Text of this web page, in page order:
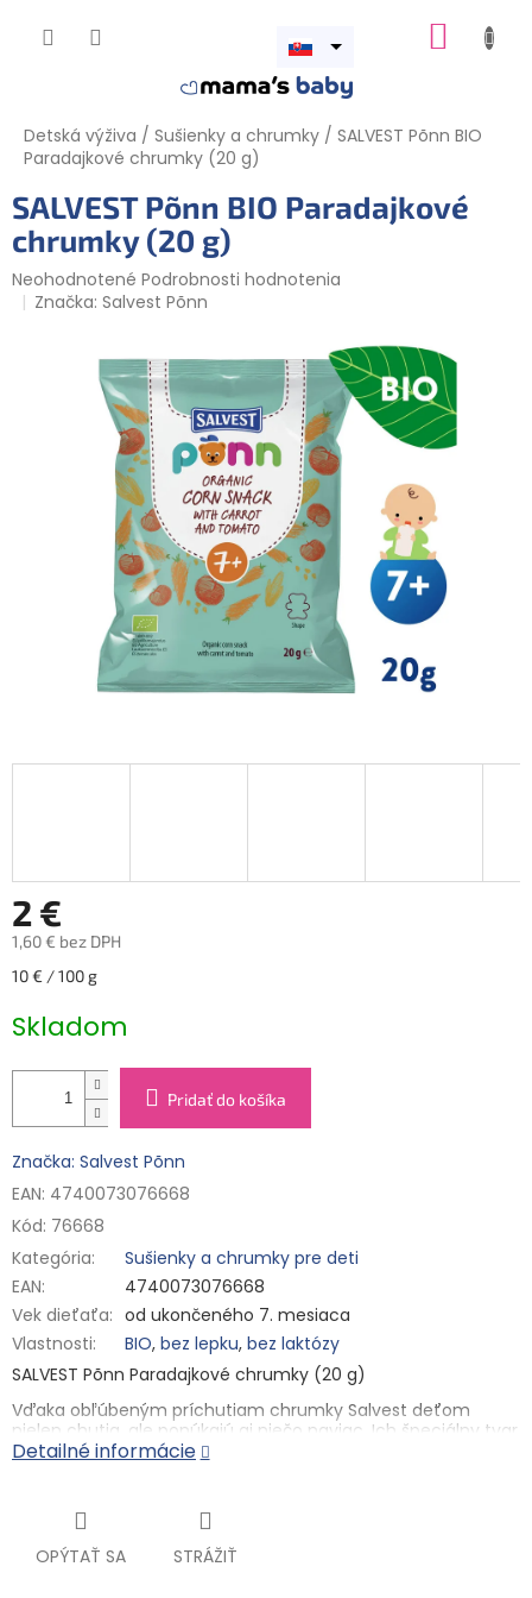
Otvoriť
Detská výživa / Sušienky a chrumky / SALVEST Põnn BIO
Paradajkové chrumky (20 g)
SALVEST Põnn BIO Paradajkové
chrumky (20 g)
Priemerné
hodnotenie
Neohodnotené Podrobnosti hodnotenia
Značka:Salvest Põnn
2 €
1,60 € bez DPH
Jednotková
10 € / 100 g
Skladom
Pridať do košíka
Značka: Salvest Põnn
EAN: 4740073076668
Kód: 76668
Kategória:
Sušienky a chrumky pre deti
EAN:
4740073076668
Vek dieťaťa: od ukončeného 7. mesiaca
Vlastnosti: BIO, bez lepku, bez laktózy
SALVEST Põnn Paradajkové chrumky (20 g)
Vďaka obľúbeným príchutiam chrumky Salvest deťom
nielen chutia, ale ponúkajú aj niečo naviac. Ich špeciálny tvar
skvele padne do rúk malým stravníkom. Hravo a s chuťou sa
môžu už od ukončeného 7. mesiaca, kedy tiež ocenia
vitamín B1, ktorý prispieva k normálnej činnosti ich nervovej
sústavy. A tiež to, že sú zo 100% BIO surovín. Červenú farbu
Detailné informácie
OPÝTAŤ SA STRÁŽIŤ